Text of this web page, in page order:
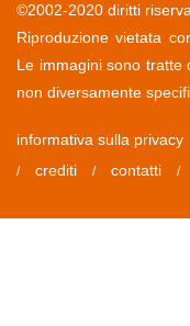
©2002-2020 diritti
Riproduzione vietata
Le immagini sono tratte
non diversamente
informativa sulla privacy
/ crediti / contatti /